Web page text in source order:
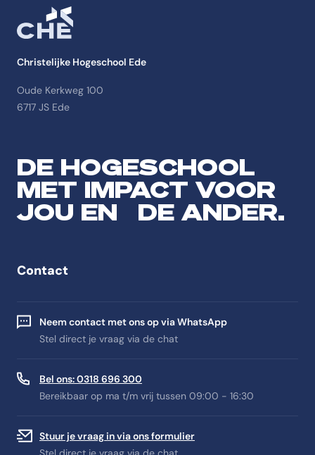
Christelijke Hogeschool Ede
Oude Kerkweg 100
6717 JS Ede
DE HOGESCHOOL
MET IMPACT VOOR
JOU EN DE ANDER.
Contact
Neem contact met ons op via WhatsApp
Stel direct je vraag via de chat
Bel ons: 0318 696 300
Bereikbaar op ma t/m vrij tussen 09:00 - 16:30
Stuur je vraag in via ons formulier